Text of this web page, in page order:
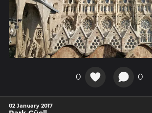
0 0
02 January 2017